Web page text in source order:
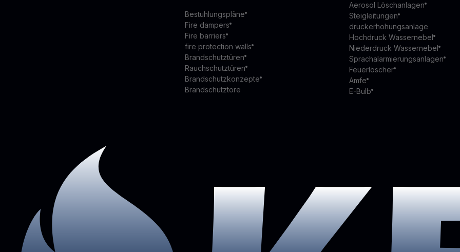
Bestuhlungspläne
Fire dampers
Fire barriers
fire protection walls
Brandschutztüren
Rauchschutztüren
Brandschutzkonzepte
Brandschutztore
Aerosol Löschanlagen
Steigleitungen
druckerhohungsanlage
Hochdruck Wassernebel
Niederdruck Wassernebel
Sprachalarmierungsanlagen
Feuerlöscher
Amfe
E-Bulb